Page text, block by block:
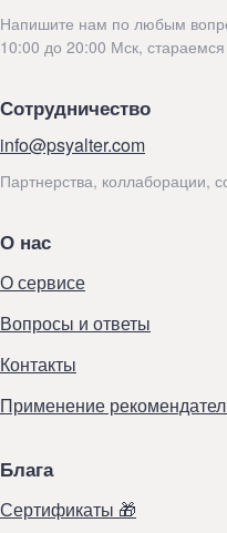
Напишите нам по любым
10:00 до 20:00 Мск, стараемся
Сотрудничество
info@psyalter.com
Партнерства, коллаборации,
О нас
О сервисе
Вопросы и ответы
Контакты
Применение
Блага
Сертификаты 🎁